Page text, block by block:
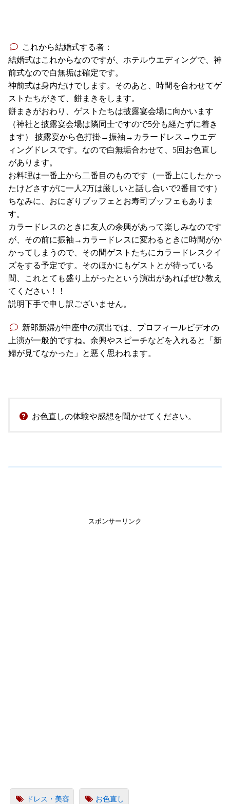
これから結婚式する者：
結婚式はこれからなのですが、ホテルウエディングで、神
前式なので白無垢は確定です。
神前式は身内だけでします。そのあと、時間を合わせてゲ
ストたちがきて、餅まきをします。
餅まきがおわり、ゲストたちは披露宴会場に向かいます
（神社と披露宴会場は隣同士ですので5分も経たずに着き
ます） 披露宴から色打掛→振袖→カラードレス→ウエデ
ィングドレスです。なので白無垢合わせて、5回お色直し
があります。
お料理は一番上から二番目のものです（一番上にしたかっ
たけどさすがに一人2万は厳しいと話し合いで2番目です）
ちなみに、おにぎりブッフェとお寿司ブッフェもありま
す。
カラードレスのときに友人の余興があって楽しみなのです
が、その前に振袖→カラードレスに変わるときに時間がか
かってしまうので、その間ゲストたちにカラードレスクイ
ズをする予定です。そのほかにもゲストとが待っている
間、これとても盛り上がったという演出があればぜひ教え
てください！！
説明下手で申し訳ございません。
新郎新婦が中座中の演出では、プロフィールビデオの
上演が一般的ですね。余興やスピーチなどを入れると「新
婦が見てなかった」と悪く思われます。
お色直しの体験や感想を聞かせてください。
スポンサーリンク
ドレス・美容 お色直し